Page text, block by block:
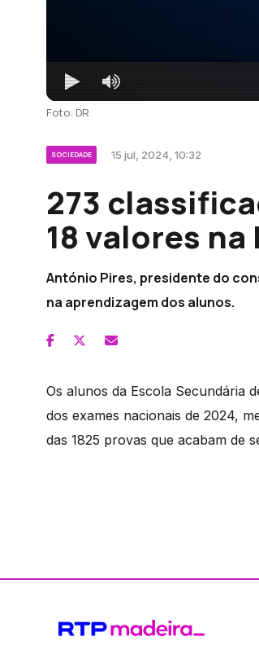
Foto: DR
SOCIEDADE 15 jul, 2024, 10:32
273
18 valores
António Pires, presidente do
na aprendizagem dos alunos.
Os alunos da Escola Secundária
dos exames nacionais de 2024,
das 1825 provas que acabam de